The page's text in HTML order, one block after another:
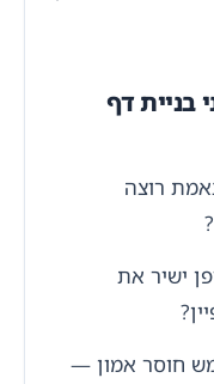
בניית דף
רוצה
ישיר את
חוסר אמון —